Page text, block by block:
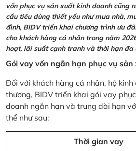
vốn phục vụ sản xuất kinh doanh cũng
cầu tiêu dùng thiết yếu như mua nhà,
đình, BIDV triển khai chương trình ưu
cho khách hàng cá nhân trong năm
hoạt, lãi suất cạnh tranh và thời hạn đa
Gói vay vốn ngắn hạn phục vụ
Đối với khách hàng cá nhân, hộ
thương, BIDV triển khai gói vay
doanh ngắn hạn và trung dài hạn
thể như sau:
Thời gian vay